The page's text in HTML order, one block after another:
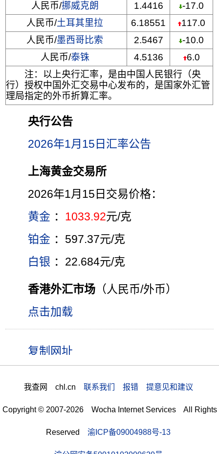
人民币/挪威克朗 1.4416
-17.0
人民币/土耳其里拉 6.18551
117.0
人民币/墨西哥比索 2.5467
-10.0
人民币/泰铢 4.5136
6.0
注：以上央行汇率，是由中国人民银行（央
行）授权中国外汇交易中心发布的，是国家外汇管
理局指定的外币折算汇率。
央行公告
2026年1月15日汇率公告
上海黄金交易所
2026年1月15日交易价格：
黄金 ： 1033.92元/克
铂金 ：597.37元/克
白银 ：22.684元/克
香港外汇市场 （人民币/外币）
点击加载
我查网 chl.cn 联系我们 报错 提意见和建议
Copyright © 2007-2026 Wocha Internet Services All Rights
Reserved 渝ICP备09004988号-13